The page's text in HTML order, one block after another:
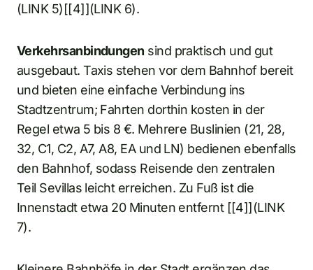
(LINK 5)[[4]](LINK 6).
Verkehrsanbindungen sind praktisch und gut
ausgebaut. Taxis stehen vor dem Bahnhof bereit
und bieten eine einfache Verbindung ins
Stadtzentrum; Fahrten dorthin kosten in der
Regel etwa 5 bis 8 €. Mehrere Buslinien (21, 28,
32, C1, C2, A7, A8, EA und LN) bedienen ebenfalls
den Bahnhof, sodass Reisende den zentralen
Teil Sevillas leicht erreichen. Zu Fuß ist die
Innenstadt etwa 20 Minuten entfernt [[4]](LINK
7).